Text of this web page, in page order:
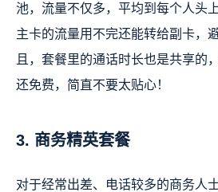
池，流量不仅多，平均到每个人头
主卡的流量用不完还能转给副卡，
且，套餐里的通话时长也是共享的
还免费，简直不要太贴心！
3. 商务精英套餐
对于经常出差、电话较多的商务人